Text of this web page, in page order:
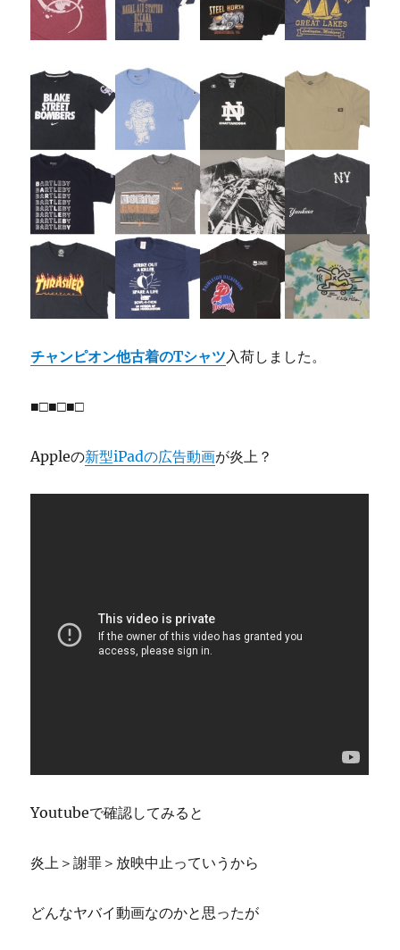
チャンピオン他古着のTシャツ入荷しました。
■□■□■□
Appleの新型iPadの広告動画が炎上？
Youtubeで確認してみると
炎上＞謝罪＞放映中止っていうから
どんなヤバイ動画なのかと思ったが